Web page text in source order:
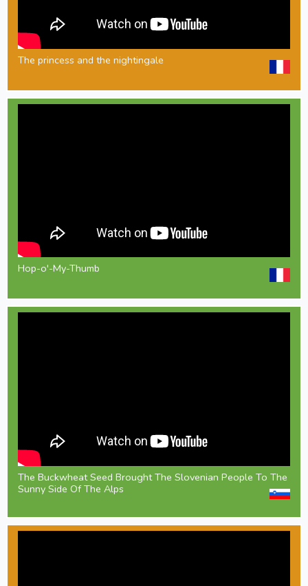
The princess and the nightingale
Hop-o'-My-Thumb
The Buckwheat Seed Brought The Slovenian People To The
Sunny Side Of The Alps